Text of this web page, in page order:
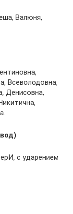
Валюня,
Всеволодовна,
Денисовна,
с ударением